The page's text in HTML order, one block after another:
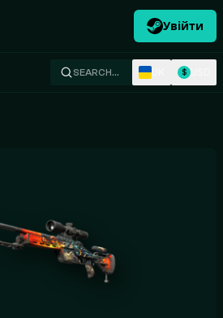
Увійти
SEARCH… $